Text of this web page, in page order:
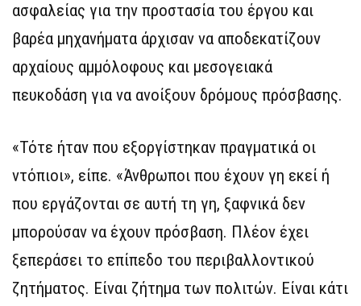
ασφαλείας για την προστασία του έργου και
βαρέα μηχανήματα άρχισαν να αποδεκατίζουν
αρχαίους αμμόλοφους και μεσογειακά
πευκοδάση για να ανοίξουν δρόμους πρόσβασης.
«Τότε ήταν που εξοργίστηκαν πραγματικά οι
ντόπιοι», είπε. «Άνθρωποι που έχουν γη εκεί ή
που εργάζονται σε αυτή τη γη, ξαφνικά δεν
μπορούσαν να έχουν πρόσβαση. Πλέον έχει
ξεπεράσει το επίπεδο του περιβαλλοντικού
ζητήματος. Είναι ζήτημα των πολιτών. Είναι κάτι